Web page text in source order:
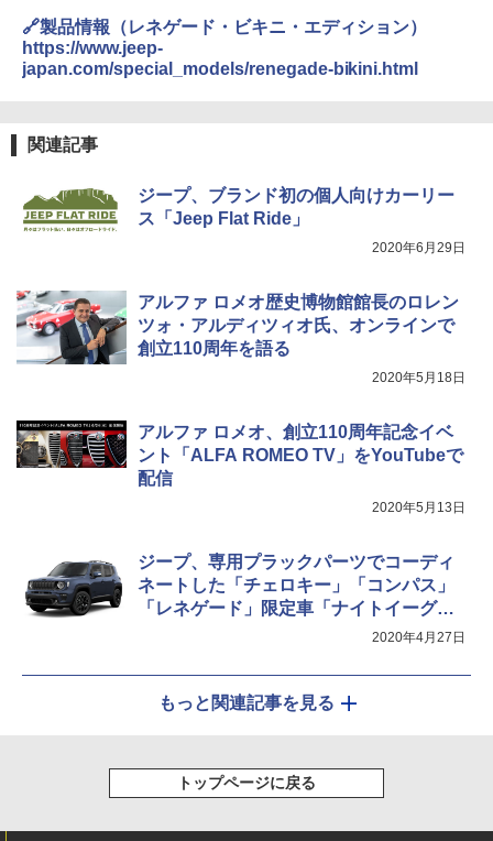
🔗製品情報（レネゲード・ビキニ・エディション）
https://www.jeep-
japan.com/special_models/renegade-bikini.html
関連記事
ジープ、ブランド初の個人向けカーリー
ス「Jeep Flat Ride」
2020年6月29日
アルファ ロメオ歴史博物館館長のロレン
ツォ・アルディツィオ氏、オンラインで
創立110周年を語る
2020年5月18日
アルファ ロメオ、創立110周年記念イベ
ント「ALFA ROMEO TV」をYouTubeで
配信
2020年5月13日
ジープ、専用プラックパーツでコーディ
ネートした「チェロキー」「コンパス」
「レネゲード」限定車「ナイトイーグ
2020年4月27日
もっと関連記事を見る
トップページに戻る